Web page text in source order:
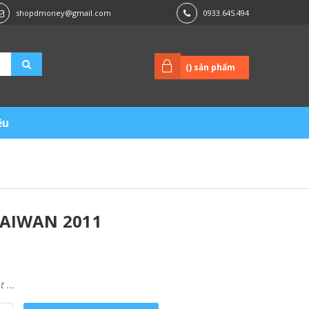
shopdmoney@gmail.com 0933.645.494
() sản phẩm
2011
...